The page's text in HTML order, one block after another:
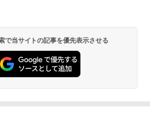
で当サイトの記事を優先表示させる